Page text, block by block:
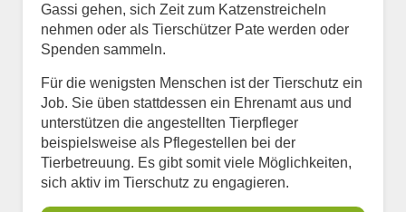
Gassi gehen, sich Zeit zum Katzenstreicheln
nehmen oder als Tierschützer Pate werden oder
Spenden sammeln.
Für die wenigsten Menschen ist der Tierschutz ein
Job. Sie üben stattdessen ein Ehrenamt aus und
unterstützen die angestellten Tierpfleger
beispielsweise als Pflegestellen bei der
Tierbetreuung. Es gibt somit viele Möglichkeiten,
sich aktiv im Tierschutz zu engagieren.